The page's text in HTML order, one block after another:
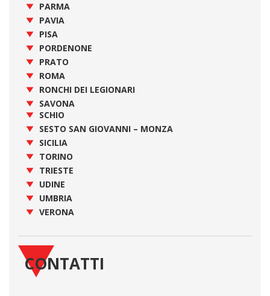
PARMA
PAVIA
PISA
PORDENONE
PRATO
ROMA
RONCHI DEI LEGIONARI
SAVONA
SCHIO
SESTO SAN GIOVANNI – MONZA
SICILIA
TORINO
TRIESTE
UDINE
UMBRIA
VERONA
CONTATTI